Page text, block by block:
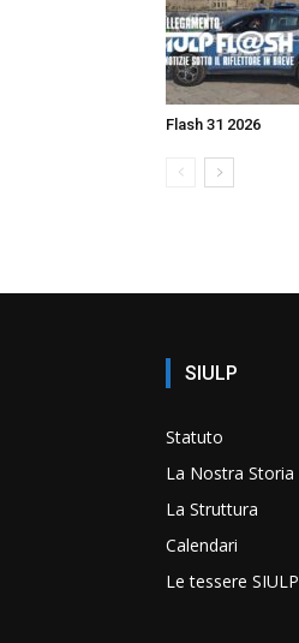
Flash 31 2026
SIULP
Statuto
La Nostra Storia
La Struttura
Calendari
Le tessere SIULP